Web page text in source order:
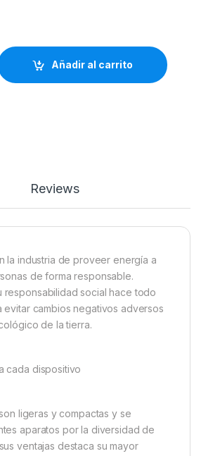
tipo botón Renata Lithium quantity
Añadir al carrito
Reviews
la industria de proveer energía a
de forma responsable.
responsabilidad social hace todo
evitar cambios negativos adversos
de la tierra.
cada dispositivo
ligeras y compactas y se
aparatos por la diversidad de
ventajas destaca su mayor